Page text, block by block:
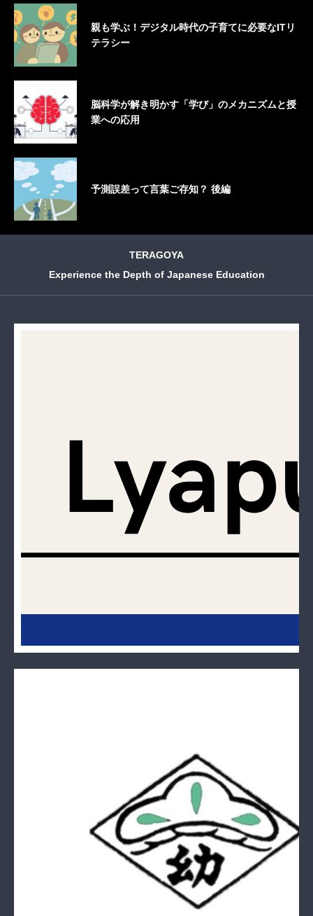
親も学ぶ！デジタル時代の子育てに必要なITリ
テラシー
脳科学が解き明かす「学び」のメカニズムと授
業への応用
予測誤差って言葉ご存知？ 後編
TERAGOYA
Experience the Depth of Japanese Education